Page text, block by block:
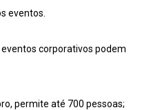
eventos.
corporativos podem
permite até 700 pessoas;